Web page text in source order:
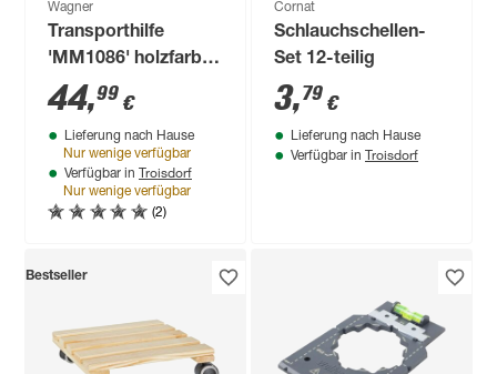
Wagner
Transporthilfe
'MM1086' holzfarben
60 x 49,5 x 11 cm,
400 kg
44,99 €
Lieferung nach Hause
Nur wenige verfügbar
Verfügbar in Troisdorf
Nur wenige verfügbar
(2)
Cornat
Schlauchschellen-
Set 12-teilig
3,79 €
Lieferung nach Hause
Verfügbar in Troisdorf
Bestseller